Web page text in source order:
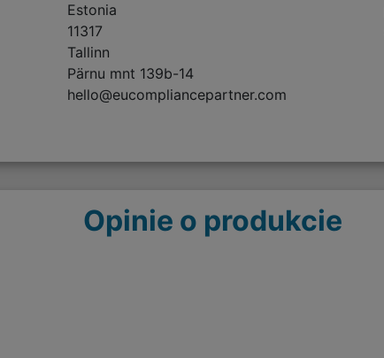
Estonia
11317
Tallinn
Pärnu mnt 139b-14
hello@eucompliancepartner.com
Opinie o produkcie